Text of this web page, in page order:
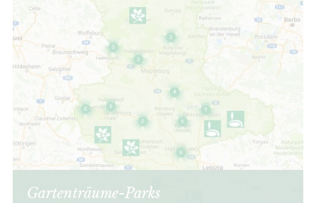
Gartenträume-Parks